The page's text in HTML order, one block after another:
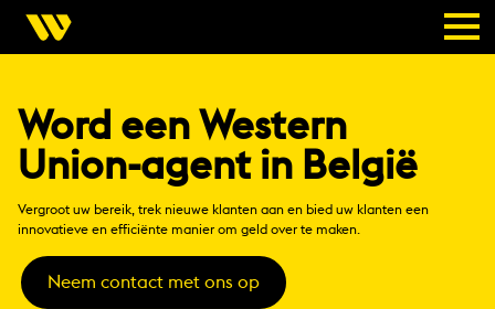
Word een Western
Union-agent in België
Vergroot uw bereik, trek nieuwe klanten aan en bied uw klanten een
innovatieve en efficiënte manier om geld over te maken.
Neem contact met ons op